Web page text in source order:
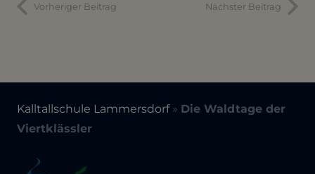
Vorheriger Beitrag Nächster Beitrag
Kalltallschule Lammersdorf» Die Waldtage der
Viertklässler